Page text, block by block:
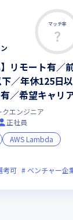
マッチ率
リモート有／
／年休125日
／希望キャリ
補助あり
エンジニア
正社員
AWS Lambda
考可 ベンチャー企